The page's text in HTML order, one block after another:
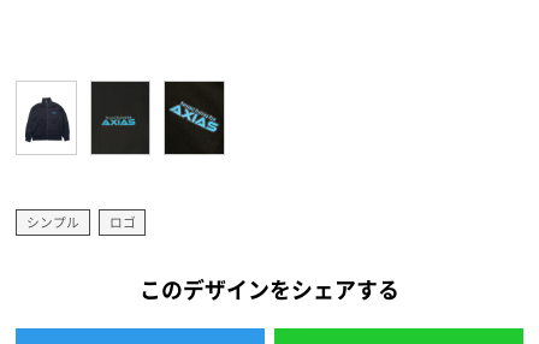
シンプル ロゴ
このデザインをシェアする